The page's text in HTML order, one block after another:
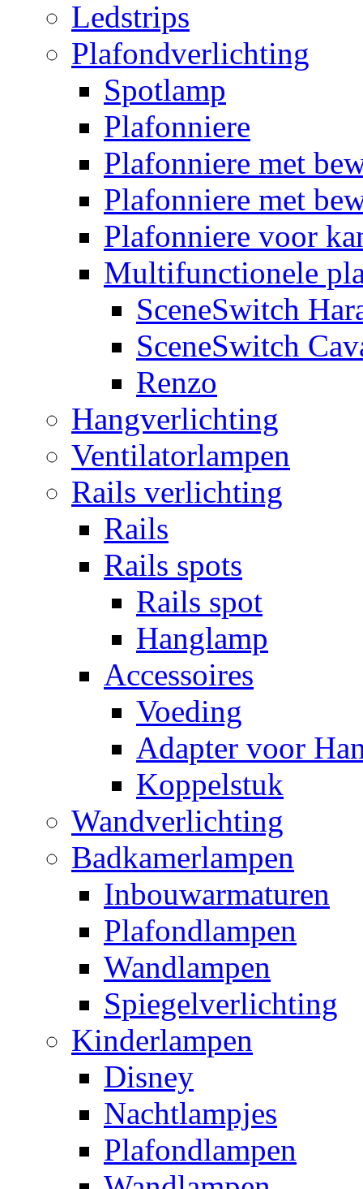
Ledstrips
Plafondverlichting
Spotlamp
Plafonniere
Plafonniere met
Plafonniere met
Plafonniere voor
Multifunctionele
SceneSwitch
SceneSwitch
Renzo
Hangverlichting
Ventilatorlampen
Rails verlichting
Rails
Rails spots
Rails spot
Hanglamp
Accessoires
Voeding
Adapter voor
Koppelstuk
Wandverlichting
Badkamerlampen
Inbouwarmaturen
Plafondlampen
Wandlampen
Spiegelverlichting
Kinderlampen
Disney
Nachtlampjes
Plafondlampen